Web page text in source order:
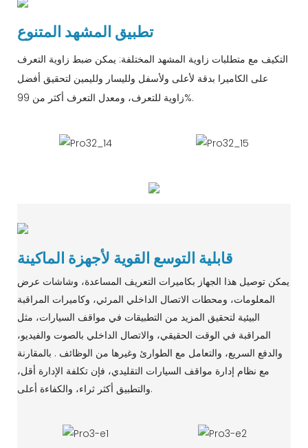
تطبيق المشهد المتنوع
التكيف مع متطلبات زاوية المشهد المختلفة: يمكن ضبط زاوية التعرف
على الكاميرا بدقة لأعلى ولأسفل ولليسار ولليمين لتحقيق أفضل
زاوية للتعرف، ومعدل التعرف أكثر من 99%.
قابلية التوسع القوية لأجهزة الماكينة
يمكن توصيل هذا الجهاز بكاميرات التعريف المساعدة، وشاشات عرض
المعلومات، ومحطات الاتصال الداخلي المرئي، وكاميرات المراقبة
البيئية لتحقيق المزيد من التطبيقات في مواقف السيارات، مثل
المراقبة في الوقت الحقيقي، والاتصال الداخلي بالصوت والفيديو،
والدفع السريع، والتعامل مع الطوارئ وغيرها من الوظائف . بالمقارنة
مع نظام إدارة مواقف السيارات التقليدي، فإن تكلفة الإدارة أقل،
والتطبيق أكثر ثراء، والكفاءة أعلى.